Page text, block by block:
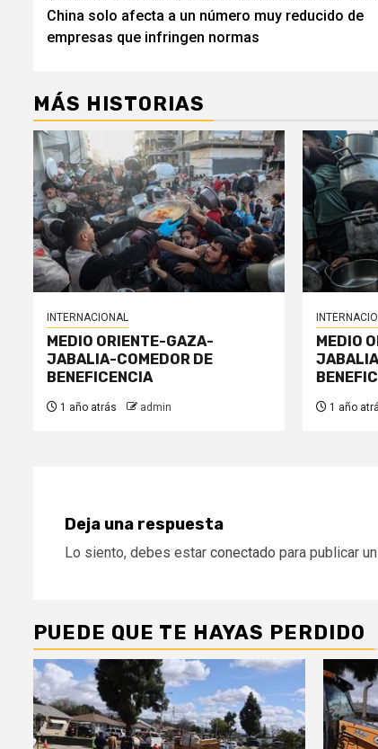
entradas
China solo afecta a un número muy reducido de
empresas que infringen normas
MÁS HISTORIAS
INTERNACIONAL
MEDIO ORIENTE-GAZA-
JABALIA-COMEDOR DE
BENEFICENCIA
1 año atrás admin
MEDIO
1 año
Deja una respuesta
Lo siento, debes estar conectado para publicar
PUEDE QUE TE HAYAS PERDIDO